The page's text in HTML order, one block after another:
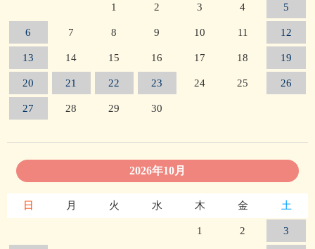
1 2 3 4 5
6 7 8 9 10 11 12
13 14 15 16 17 18 19
20 21 22 23 24 25 26
27 28 29 30
2026年10月
日 月 火 水 木 金 土
1 2 3